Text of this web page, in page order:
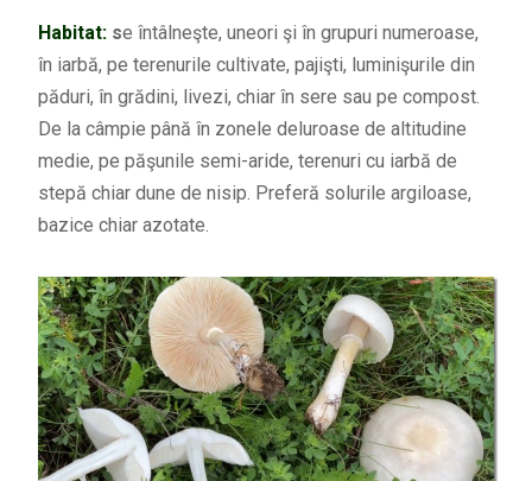
Habitat:se întâlneşte, uneori şi în grupuri numeroase,
în iarbă, pe terenurile cultivate, pajişti, luminişurile din
păduri, în grădini, livezi, chiar în sere sau pe compost.
De la câmpie până în zonele deluroase de altitudine
medie, pe păşunile semi-aride, terenuri cu iarbă de
stepă chiar dune de nisip. Preferă solurile argiloase,
bazice chiar azotate.